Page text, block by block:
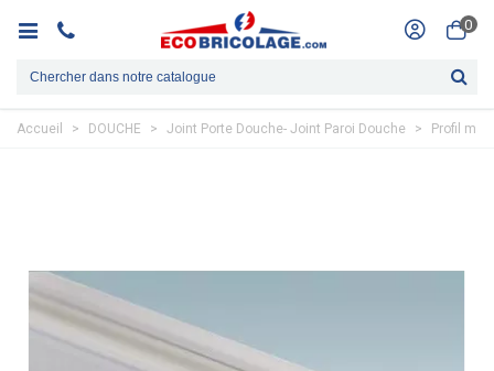
0
Accueil > DOUCHE > Joint Porte Douche- Joint Paroi Douche > Profil